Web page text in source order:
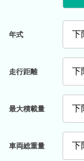
年式
走行距離
最大積載量
車両総重量